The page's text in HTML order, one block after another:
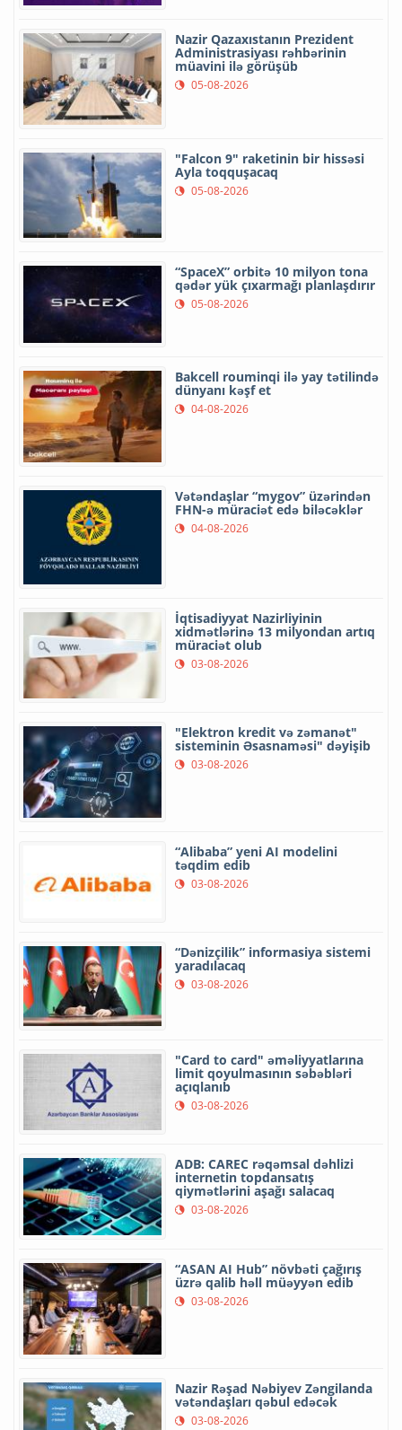
Nazir Qazaxıstanın Prezident
Administrasiyası rəhbərinin
müavini ilə görüşüb
05-08-2026
"Falcon 9" raketinin bir hissəsi
Ayla toqquşacaq
05-08-2026
“SpaceX” orbitə 10 milyon tona
qədər yük çıxarmağı planlaşdırır
05-08-2026
Bakcell rouminqi ilə yay tətilində
dünyanı kəşf et
04-08-2026
Vətəndaşlar “mygov” üzərindən
FHN-ə müraciət edə biləcəklər
04-08-2026
İqtisadiyyat Nazirliyinin
xidmətlərinə 13 milyondan artıq
müraciət olub
03-08-2026
"Elektron kredit və zəmanət"
sisteminin Əsasnaməsi" dəyişib
03-08-2026
“Alibaba” yeni AI modelini
təqdim edib
03-08-2026
“Dənizçilik” informasiya sistemi
yaradılacaq
03-08-2026
"Card to card" əməliyyatlarına
limit qoyulmasının səbəbləri
açıqlanıb
03-08-2026
ADB: CAREC rəqəmsal dəhlizi
internetin topdansatış
qiymətlərini aşağı salacaq
03-08-2026
“ASAN AI Hub” növbəti çağırış
üzrə qalib həll müəyyən edib
03-08-2026
Nazir Rəşad Nəbiyev Zəngilanda
vətəndaşları qəbul edəcək
03-08-2026